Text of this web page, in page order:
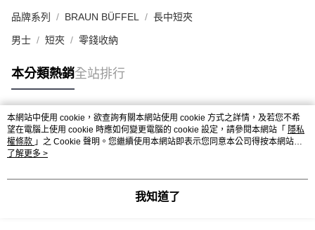
品牌系列 BRAUN BÜFFEL 長中短夾
男士 短夾 零錢收納
本分類熱銷全站排行
熱門標籤
本網站中使用 cookie，欲查詢有關本網站使用 cookie 方式之詳情，及若您不希
望在電腦上使用 cookie 時應如何變更電腦的 cookie 設定，請參閱本網站「 隱私
權條款 」之 Cookie 聲明。您繼續使用本網站即表示您同意本公司得按本網站使
用條款之 Cookie 聲明使用 cookie。
了解更多 >
我知道了